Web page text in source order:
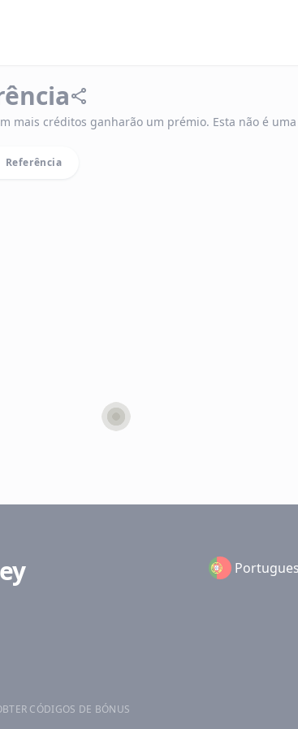
mais créditos ganharão um prémio. Esta não é
Referência
CÓDIGOS DE BÓNUS